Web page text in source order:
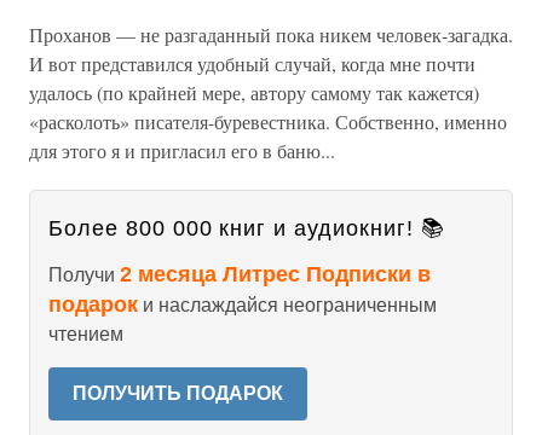
Проханов — не разгаданный пока никем человек-загадка.
И вот представился удобный случай, когда мне почти
удалось (по крайней мере, автору самому так кажется)
«расколоть» писателя-буревестника. Собственно, именно
для этого я и пригласил его в баню...
Более 800 000 книг и аудиокниг! 📚
Получи 2 месяца Литрес Подписки в
подарок и наслаждайся неограниченным
чтением
ПОЛУЧИТЬ ПОДАРОК